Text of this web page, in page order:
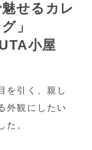
せるカレ
」
小屋
を引く、親し
外観にしたい
た。